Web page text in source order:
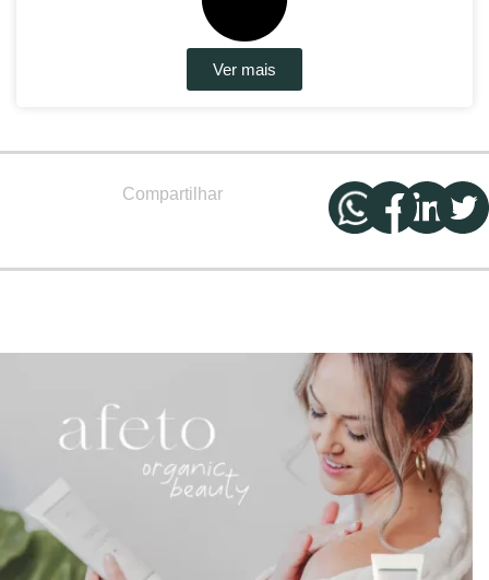
Ver mais
Compartilhar